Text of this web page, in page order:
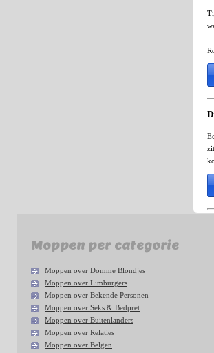
Moppen per categorie
Moppen over Domme Blondjes
Moppen over Limburgers
Moppen over Bekende Personen
Moppen over Seks & Bedpret
Moppen over Buitenlanders
Moppen over Relaties
Moppen over Belgen